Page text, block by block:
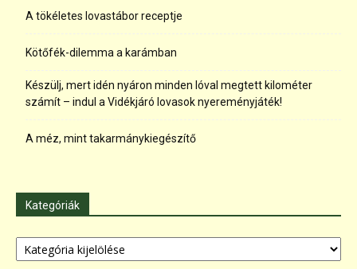
A tökéletes lovastábor receptje
Kötőfék-dilemma a karámban
Készülj, mert idén nyáron minden lóval megtett kilométer
számít – indul a Vidékjáró lovasok nyereményjáték!
A méz, mint takarmánykiegészítő
Kategóriák
Kategóriák